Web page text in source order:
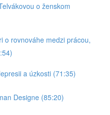
o ženskom
o rovnováhe medzi prácou,
a úzkosti (71:35)
Designe (85:20)